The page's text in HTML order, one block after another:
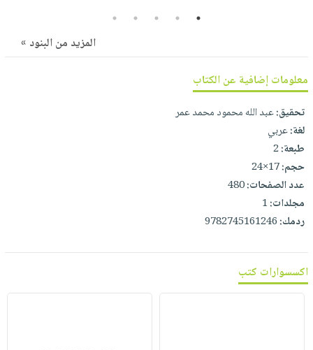
يتكرر
طرحها
خدمات
نيل
وفرات
انشر
كتابك
تواصل
معنا
نشرة
الإصدارات
1
2
3
4
5
المزيد من البنود »
معلومات إضافية عن الكتاب
تحقيق:عبد الله محمود محمد عمر
لغة:عربي
طبعة:2
حجم:17×24
عدد الصفحات:480
مجلدات:1
ردمك:9782745161246
اكسسوارات كتب